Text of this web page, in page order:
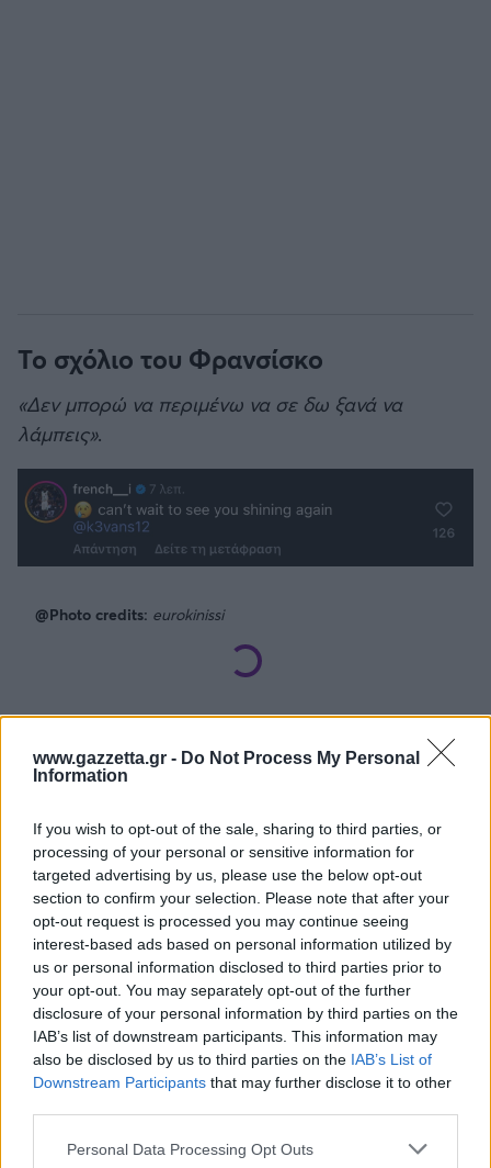
www.gazzetta.gr - Do Not Process My Personal
Information
If you wish to opt-out of the sale, sharing to third parties, or
processing of your personal or sensitive information for
targeted advertising by us, please use the below opt-out
section to confirm your selection. Please note that after your
opt-out request is processed you may continue seeing
interest-based ads based on personal information utilized by
us or personal information disclosed to third parties prior to
your opt-out. You may separately opt-out of the further
disclosure of your personal information by third parties on the
IAB’s list of downstream participants. This information may
also be disclosed by us to third parties on the IAB’s List of
Downstream Participants that may further disclose it to other
Please note that this website/app uses one or more Google
Personal Data Processing Opt Outs
Το σχόλιο του Φρανσίσκο
«Δεν μπορώ να περιμένω να σε δω ξανά να
λάμπεις».
@Photo credits: eurokinissi
Διάβασε όλα τατελευταία νέατης αθλητικής
και δες τιςαθλητικές μεταδόσειςτης ημέρας και της
εβδομάδας μέσα από το υπερπλήρες Πρόγραμμα TV του
Gazzetta. Ακολούθησέ μας και στοGoogle News.
ΔΙΑΒΑΣΕ ΑΚΟΜΗ:
ΣΕΦ: Ο λόγος της ακύρωσης του διαγωνισμού και τι
σημαίνει η 10η Σεπτεμβρίου για την υπόθεση
ΣΕΦ: Επαναπροκηρύσσεται η ενεργειακή αναβάθμιση -
Ντόρσεϊ: Τα... έσταξε στην προπόνηση με 13/14 τρίποντα!